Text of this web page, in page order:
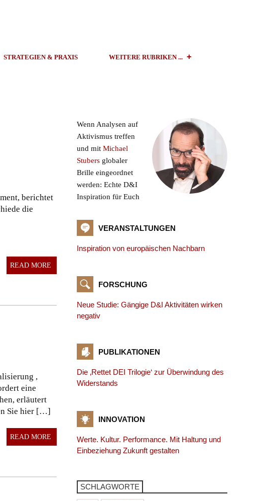
STRATEGIEN & PRAXIS WEITERE RUBRIKEN ...
berichtet
die
READ MORE
,
eine
erläutert
Sie hier […]
READ MORE
Wenn Analysen auf
Aktivismus treffen
und mit Michael
Stubers globaler
Brille eingeordnet
werden: Echte D&I
Inspiration für Euch
VERANSTALTUNGEN
Inspiration von europäischen Nachbarn
FORSCHUNG
Neue Studie: Gängige D&I Aktivitäten wirken
negativ
PUBLIKATIONEN
Die ‚Rettet DEI Trilogie‘ zur Überwindung des
Widerstands
INNOVATION
Werte. Kultur. Performance. Mit Haltung und
Einbeziehung Zukunft gestalten
SCHLAGWORTE